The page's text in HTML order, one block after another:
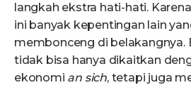
langkah ekstra hati-hati.
ini banyak kepentingan lain
membonceng di belakangnya.
tidak bisa hanya dikaitkan
ekonomi an sich, tetapi juga